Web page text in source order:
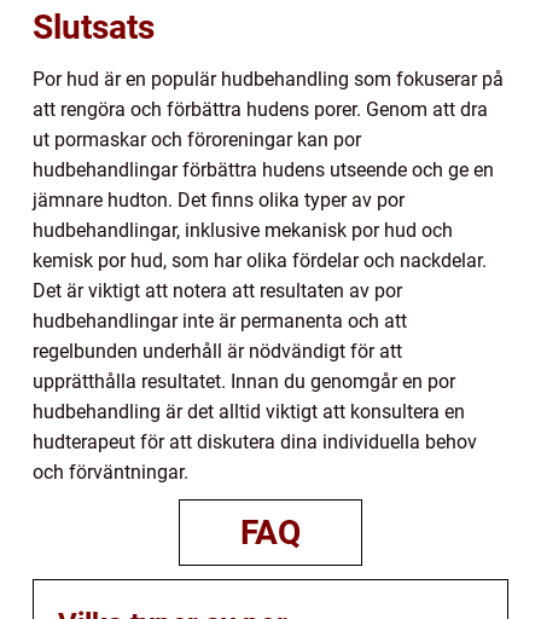
Slutsats
Por hud är en populär hudbehandling som fokuserar på
att rengöra och förbättra hudens porer. Genom att dra
ut pormaskar och föroreningar kan por
hudbehandlingar förbättra hudens utseende och ge en
jämnare hudton. Det finns olika typer av por
hudbehandlingar, inklusive mekanisk por hud och
kemisk por hud, som har olika fördelar och nackdelar.
Det är viktigt att notera att resultaten av por
hudbehandlingar inte är permanenta och att
regelbunden underhåll är nödvändigt för att
upprätthålla resultatet. Innan du genomgår en por
hudbehandling är det alltid viktigt att konsultera en
hudterapeut för att diskutera dina individuella behov
och förväntningar.
FAQ